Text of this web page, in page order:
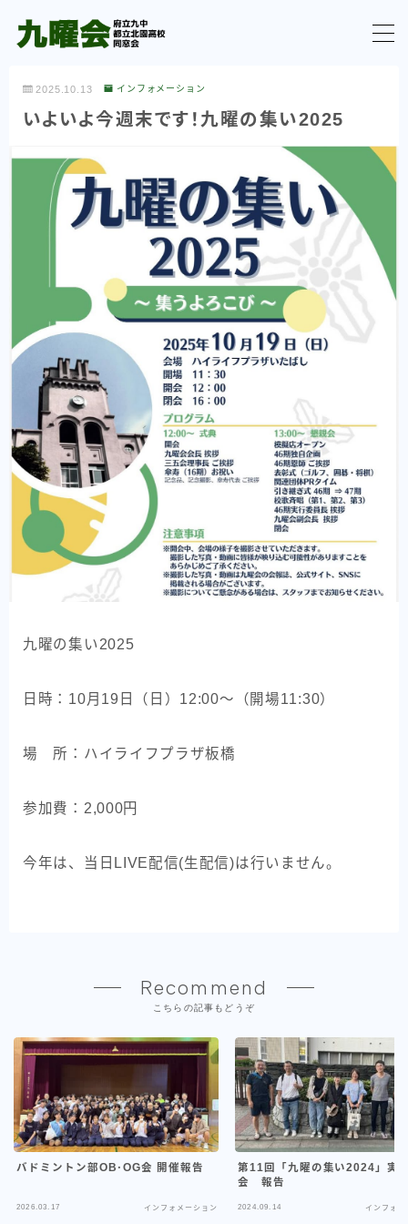
TOP
最新情報
理事会活動報告
九曜の集い（実行委員会）
同窓生の交流・活動
その他
100周年記念に向けて
九曜の集い
九曜の集い
活動報告
開催要項
スナップ写真
九曜会について
代表理事・会長 ごあいさつ
刊行物
社員総会・理事会議事録
学校沿革
校歌
旧校舎フォトギャラリー
2025.10.13 インフォメーション
いよいよ今週末です！九曜の集い2025
九曜の集い2025
日時：10月19日（日）12:00～（開場11:30）
場 所：ハイライフプラザ板橋
参加費：2,000円
今年は、当日LIVE配信(生配信)は行いません。
Recommend
こちらの記事もどうぞ
バドミントン部OB･OG会 開催報告
2026.03.17 インフォメーション
第11回「九曜の集い2024」実
会 報告
2024.09.14 インフォメ